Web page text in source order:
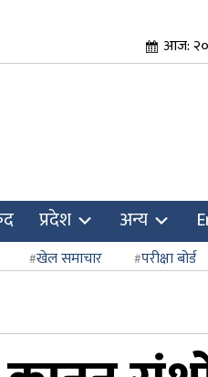
आज:
प्रदेश अन्य
खेल समाचार परीक्षा बोर्ड